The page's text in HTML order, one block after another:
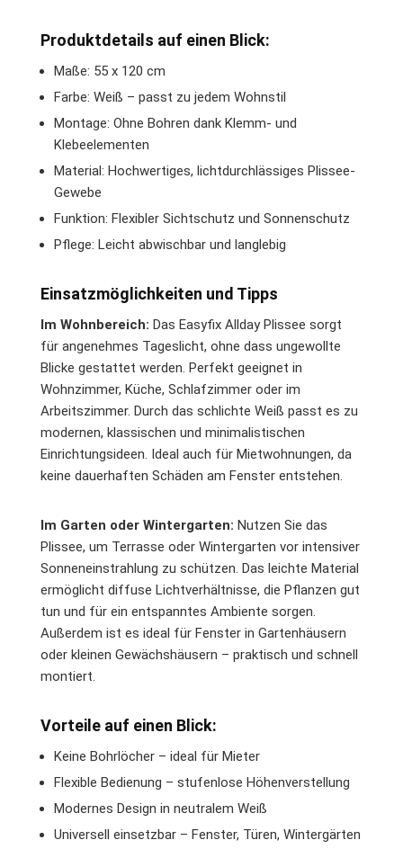
Produktdetails auf einen Blick:
Maße: 55 x 120 cm
Farbe: Weiß – passt zu jedem Wohnstil
Montage: Ohne Bohren dank Klemm- und
Klebeelementen
Material: Hochwertiges, lichtdurchlässiges Plissee-
Gewebe
Funktion: Flexibler Sichtschutz und Sonnenschutz
Pflege: Leicht abwischbar und langlebig
Einsatzmöglichkeiten und Tipps
Im Wohnbereich: Das Easyfix Allday Plissee sorgt
für angenehmes Tageslicht, ohne dass ungewollte
Blicke gestattet werden. Perfekt geeignet in
Wohnzimmer, Küche, Schlafzimmer oder im
Arbeitszimmer. Durch das schlichte Weiß passt es zu
modernen, klassischen und minimalistischen
Einrichtungsideen. Ideal auch für Mietwohnungen, da
keine dauerhaften Schäden am Fenster entstehen.
Im Garten oder Wintergarten: Nutzen Sie das
Plissee, um Terrasse oder Wintergarten vor intensiver
Sonneneinstrahlung zu schützen. Das leichte Material
ermöglicht diffuse Lichtverhältnisse, die Pflanzen gut
tun und für ein entspanntes Ambiente sorgen.
Außerdem ist es ideal für Fenster in Gartenhäusern
oder kleinen Gewächshäusern – praktisch und schnell
montiert.
Vorteile auf einen Blick:
Keine Bohrlöcher – ideal für Mieter
Flexible Bedienung – stufenlose Höhenverstellung
Modernes Design in neutralem Weiß
Universell einsetzbar – Fenster, Türen, Wintergärten